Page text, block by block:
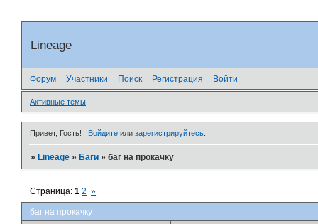
Lineage
Форум Участники Поиск Регистрация Войти
Активные темы
Привет, Гость! Войдитеили зарегистрируйтесь.
»Lineage »Баги »баг на прокачку
баг на прокачку
Страница:1 2 »